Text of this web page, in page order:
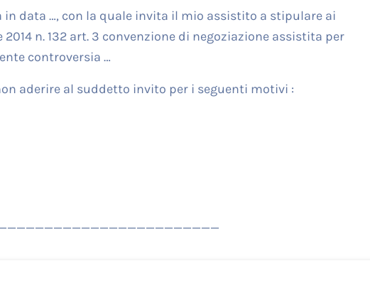
in data …, con la quale invita il mio assistito a stipulare ai
2014 n. 132 art. 3 convenzione di negoziazione assistita per
controversia …
aderire al suddetto invito per i seguenti motivi :